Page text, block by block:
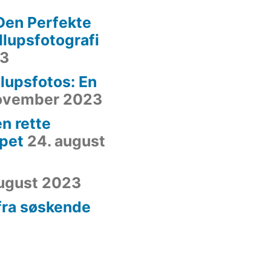
Perfekte
En
2023
rette
24. august
2023
søskende